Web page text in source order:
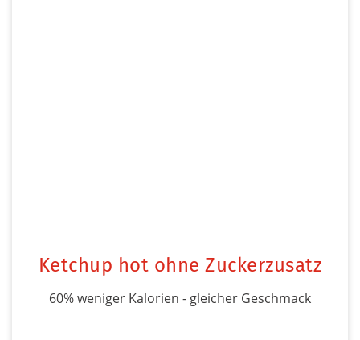
Ketchup hot ohne Zuckerzusatz
60% weniger Kalorien - gleicher Geschmack